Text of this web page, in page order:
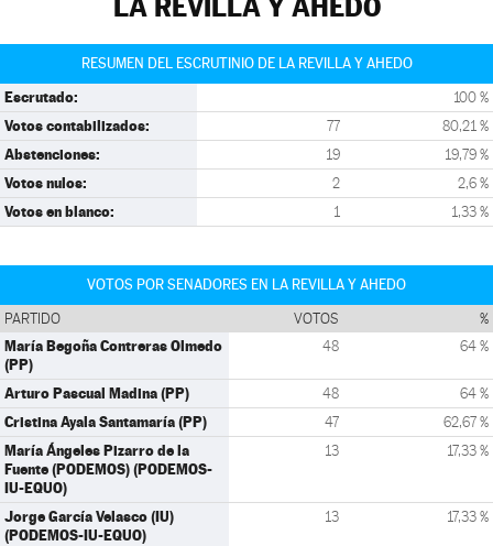
LA REVILLA Y AHEDO
RESUMEN DEL ESCRUTINIO DE LA REVILLA Y AHEDO
Escrutado: 100 %
Votos contabilizados: 77 80,21 %
Abstenciones: 19 19,79 %
Votos nulos: 2 2,6 %
Votos en blanco: 1 1,33 %
VOTOS POR SENADORES EN LA REVILLA Y AHEDO
PARTIDO VOTOS %
María Begoña Contreras Olmedo
(PP)
48 64 %
Arturo Pascual Madina (PP) 48 64 %
Cristina Ayala Santamaría (PP) 47 62,67 %
María Ángeles Pizarro de la
Fuente (PODEMOS) (PODEMOS-
IU-EQUO)
13 17,33 %
Jorge García Velasco (IU)
(PODEMOS-IU-EQUO)
13 17,33 %